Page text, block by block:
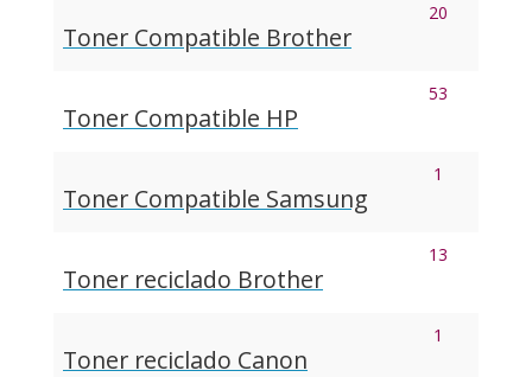
Toner Compatible Brother
20
Toner Compatible HP
53
Toner Compatible Samsung
1
Toner reciclado Brother
13
Toner reciclado Canon
1